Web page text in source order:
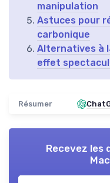
manipulation
Astuces pour
carbonique
Alternatives à
effet
Résumer
Recevez les